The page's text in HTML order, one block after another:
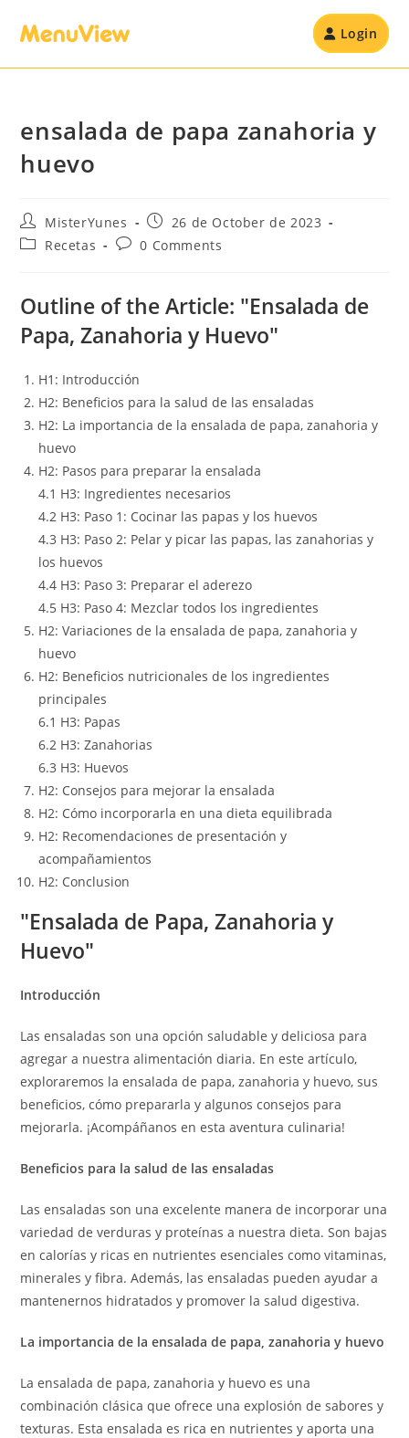
Login
ensalada de papa zanahoria y
huevo
MisterYunes
26 de October de 2023
Recetas
0 Comments
Outline of the Article: "Ensalada de
Papa, Zanahoria y Huevo"
H1: Introducción
H2: Beneficios para la salud de las ensaladas
H2: La importancia de la ensalada de papa, zanahoria y
huevo
H2: Pasos para preparar la ensalada
4.1 H3: Ingredientes necesarios
4.2 H3: Paso 1: Cocinar las papas y los huevos
4.3 H3: Paso 2: Pelar y picar las papas, las zanahorias y
los huevos
4.4 H3: Paso 3: Preparar el aderezo
4.5 H3: Paso 4: Mezclar todos los ingredientes
H2: Variaciones de la ensalada de papa, zanahoria y
huevo
H2: Beneficios nutricionales de los ingredientes
principales
6.1 H3: Papas
6.2 H3: Zanahorias
6.3 H3: Huevos
H2: Consejos para mejorar la ensalada
H2: Cómo incorporarla en una dieta equilibrada
H2: Recomendaciones de presentación y
acompañamientos
H2: Conclusion
"Ensalada de Papa, Zanahoria y
Huevo"
Introducción
Las ensaladas son una opción saludable y deliciosa para
agregar a nuestra alimentación diaria. En este artículo,
exploraremos la ensalada de papa, zanahoria y huevo, sus
beneficios, cómo prepararla y algunos consejos para
mejorarla. ¡Acompáñanos en esta aventura culinaria!
Beneficios para la salud de las ensaladas
Las ensaladas son una excelente manera de incorporar una
variedad de verduras y proteínas a nuestra dieta. Son bajas
en calorías y ricas en nutrientes esenciales como vitaminas,
minerales y fibra. Además, las ensaladas pueden ayudar a
mantenernos hidratados y promover la salud digestiva.
La importancia de la ensalada de papa, zanahoria y huevo
La ensalada de papa, zanahoria y huevo es una
combinación clásica que ofrece una explosión de sabores y
texturas. Esta ensalada es rica en nutrientes y aporta una